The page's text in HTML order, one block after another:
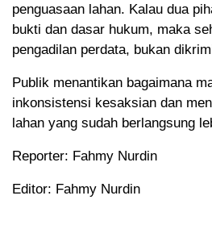
penguasaan lahan. Kalau dua
bukti dan dasar hukum, maka
pengadilan perdata, bukan
Publik menantikan bagaimana
inkonsistensi kesaksian dan
lahan yang sudah berlangsung
Reporter: Fahmy Nurdin
Editor: Fahmy Nurdin